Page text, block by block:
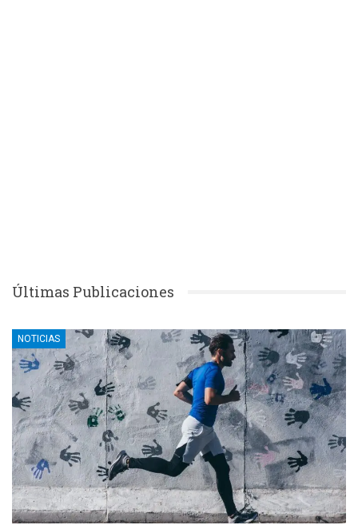
Últimas Publicaciones
NOTICIAS